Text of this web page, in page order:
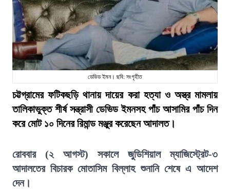
ডেভিড ইমন। ছবি: সংগৃহীত
চট্টগ্রামের ফটিকছড়ি থানায় দায়ের করা হত্যা ও অস্ত্র মামলায়
তালিকাভুক্ত শীর্ষ সন্ত্রাসী ডেভিড ইমনসহ পাঁচ আসামির পাঁচ দিন
করে মোট ১০ দিনের রিমান্ড মঞ্জুর করেছেন আদালত।
রোববার (২ আগস্ট) সকালে জুডিশিয়াল ম্যাজিস্ট্রেট-৩
আদালতের বিচারক মোতাসিম বিল্লাহ শুনানি শেষে এ আদেশ
দেন।